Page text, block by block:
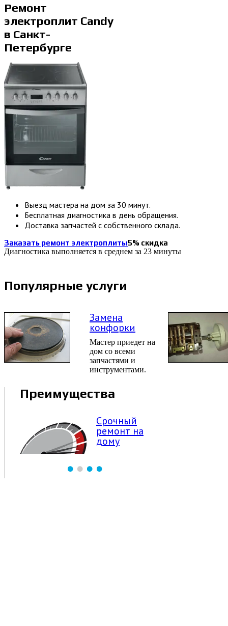
Ремонт
электроплит Candy
в Санкт-
Петербурге
Выезд мастера на дом за 30 минут.
Бесплатная диагностика в день обращения.
Доставка запчастей с собственного склада.
Заказать ремонт электроплиты5% скидка
Диагностика выполняется в среднем за 23 минуты
Популярные услуги
Замена
конфорки
Мастер приедет на
дом со всеми
запчастями и
инструментами.
Преимущества
Срочный
ремонт на
дому